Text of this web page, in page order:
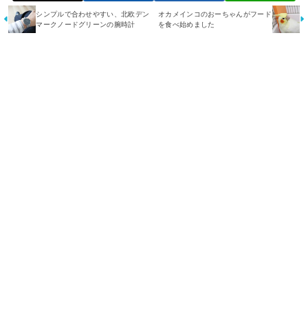
シンプルで合わせやすい、北欧デン
マークノードグリーンの腕時計
オカメインコのおーちゃんがフード
を食べ始めました